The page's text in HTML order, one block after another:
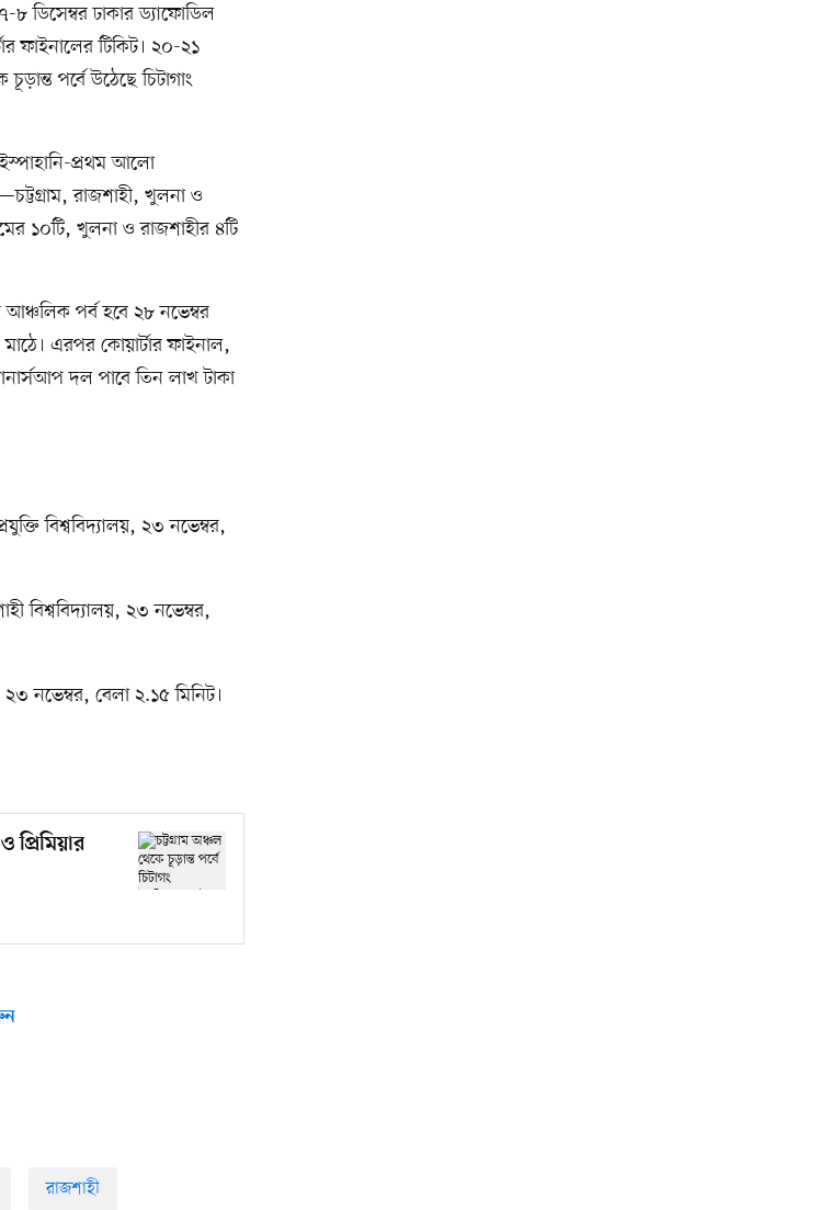
৮ ডিসেম্বর ঢাকার ড্যাফোডিল
ফাইনালের টিকিট। ২০-২১
চূড়ান্ত পর্বে উঠেছে চিটাগাং
ইস্পাহানি-প্রথম আলো
রাজশাহী, খুলনা ও
১০টি, খুলনা ও রাজশাহীর ৪টি
পর্ব হবে ২৮ নভেম্বর
মাঠে। এরপর কোয়ার্টার ফাইনাল,
দল পাবে তিন লাখ টাকা
বিশ্ববিদ্যালয়, ২৩ নভেম্বর,
বিশ্ববিদ্যালয়, ২৩ নভেম্বর,
নভেম্বর, বেলা ২.১৫ মিনিট।
প্রিমিয়ার
রাজশাহী